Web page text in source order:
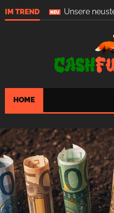
IM TREND NEU Unsere
Cash
HOME